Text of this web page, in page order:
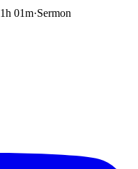
1h 01m·Sermon